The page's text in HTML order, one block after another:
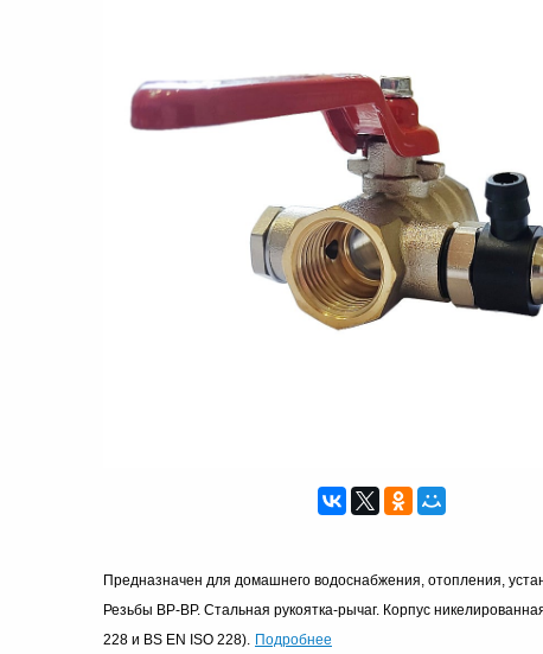
Предназначен для домашнего водоснабжения, отопления,
Резьбы ВР-ВР. Стальная рукоятка-рычаг. Корпус
228 и BS EN ISO 228). Подробнее